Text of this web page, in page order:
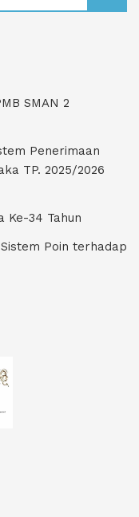
SMAN 2
Penerimaan
TP. 2025/2026
Ke-34 Tahun
Poin terhadap